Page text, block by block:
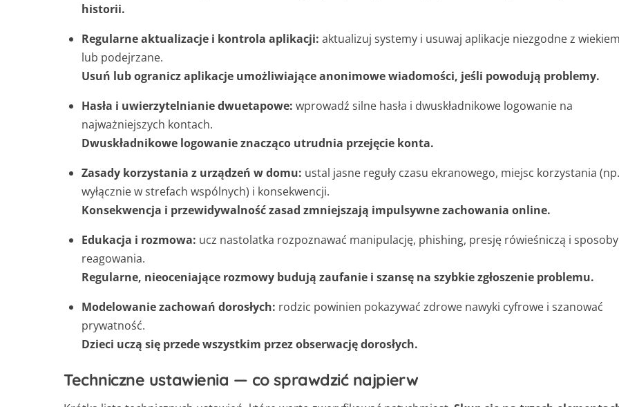
historii.
Regularne aktualizacje i kontrola aplikacji: aktualizuj systemy i usuwaj aplikacje niezgodne z
lub podejrzane.
Usuń lub ogranicz aplikacje umożliwiające anonimowe wiadomości, jeśli powodują problemy.
Hasła i uwierzytelnianie dwuetapowe: wprowadź silne hasła i dwuskładnikowe logowanie na
najważniejszych kontach.
Dwuskładnikowe logowanie znacząco utrudnia przejęcie konta.
Zasady korzystania z urządzeń w domu: ustal jasne reguły czasu ekranowego, miejsc korzystania (np.
wyłącznie w strefach wspólnych) i konsekwencji.
Konsekwencja i przewidywalność zasad zmniejszają impulsywne zachowania online.
Edukacja i rozmowa: ucz nastolatka rozpoznawać manipulację, phishing, presję rówieśniczą i sposoby
reagowania.
Regularne, nieoceniające rozmowy budują zaufanie i szansę na szybkie zgłoszenie problemu.
Modelowanie zachowań dorosłych: rodzic powinien pokazywać zdrowe nawyki cyfrowe i szanować
prywatność.
Dzieci uczą się przede wszystkim przez obserwację dorosłych.
Techniczne ustawienia — co sprawdzić najpierw